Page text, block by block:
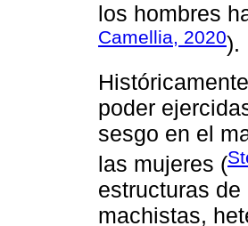
los hombres
Camellia, 2020).
poder
sesgo en el
las mujeres (
estructuras
machistas,